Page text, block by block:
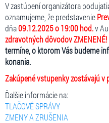
V zastúpení organizátora
oznamujeme, že predstavenie
dňa09.12.2025 o 19:00 hod.v
zdravotných dôvodov ZMENENÉ!
termíne, o ktorom Vás budeme
konania.
Zakúpené vstupenky zostávajú v
Ďalšie informácie na:
TLAČOVÉ SPRÁVY
ZMENY A ZRUŠENIA